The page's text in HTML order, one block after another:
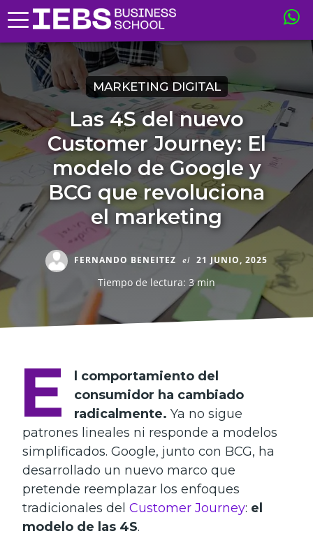
MARKETING DIGITAL
Las 4S del nuevo
Customer Journey: El
modelo de Google y
BCG que revoluciona
el marketing
FERNANDO BENEITEZ el 21 JUNIO, 2025
Tiempo de lectura: 3 min
E
l comportamiento del
consumidor ha cambiado
radicalmente. Ya no sigue
patrones lineales ni responde a modelos
simplificados. Google, junto con BCG, ha
desarrollado un nuevo marco que
pretende reemplazar los enfoques
tradicionales del Customer Journey: el
modelo de las 4S.